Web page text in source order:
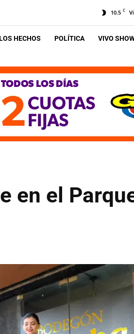
10.5 C
HECHOS POLÍTICA VIVO
en el